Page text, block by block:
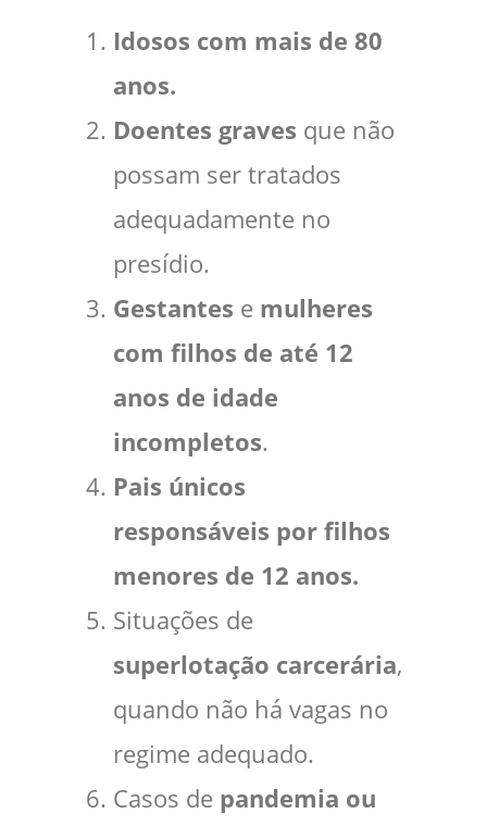
Idosos com mais de 80
anos.
Doentes graves que não
possam ser tratados
adequadamente no
presídio.
Gestantes e mulheres
com filhos de até 12
anos de idade
incompletos.
Pais únicos
responsáveis por filhos
menores de 12 anos.
Situações de
superlotação carcerária,
quando não há vagas no
regime adequado.
Casos de pandemia ou